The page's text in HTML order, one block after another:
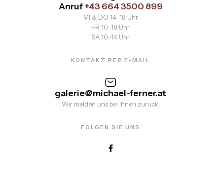
Anruf+43 664 3500 899
MI & DO 14–18 Uhr
FR 10–18 Uhr
SA 10–14 Uhr
KONTAKT PER E-MAIL
galerie@michael-ferner.at
Wir melden uns bei Ihnen zurück.
FOLGEN SIE UNS